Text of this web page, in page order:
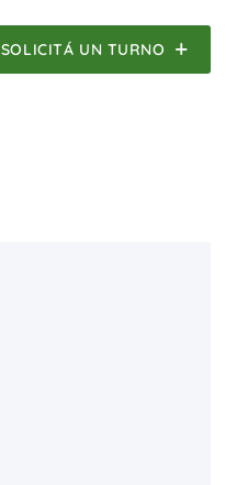
SOLICITÁ UN TURNO